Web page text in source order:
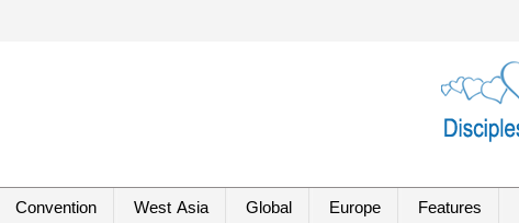
Convention West Asia Global Europe Features